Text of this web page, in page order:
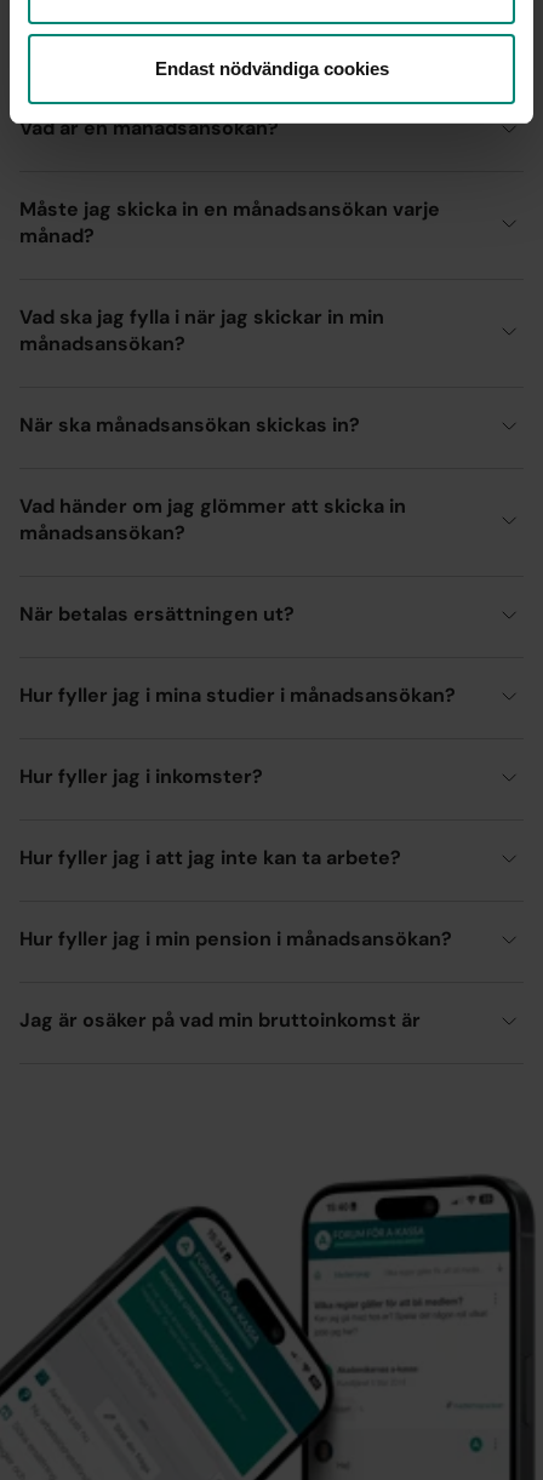
Endast nödvändiga cookies
Vad är en månadsansökan?
Måste jag skicka in en månadsansökan varje
månad?
Vad ska jag fylla i när jag skickar in min
månadsansökan?
När ska månadsansökan skickas in?
Vad händer om jag glömmer att skicka in
månadsansökan?
När betalas ersättningen ut?
Hur fyller jag i mina studier i månadsansökan?
Hur fyller jag i inkomster?
Hur fyller jag i att jag inte kan ta arbete?
Hur fyller jag i min pension i månadsansökan?
Jag är osäker på vad min bruttoinkomst är